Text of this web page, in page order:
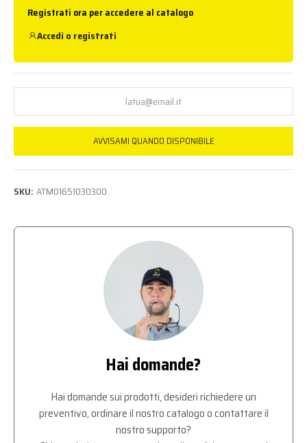
Registrati ora per accedere al catalogo
Accedi o registrati
AVVISAMI QUANDO DISPONIBILE
SKU: ATM01651030300
Hai domande?
Hai domande sui prodotti, desideri richiedere un
preventivo, ordinare il nostro catalogo o contattare il
nostro supporto?